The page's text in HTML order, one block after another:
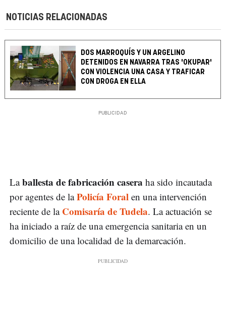
NOTICIAS RELACIONADAS
DOS MARROQUÍS Y UN ARGELINO
DETENIDOS EN NAVARRA TRAS 'OKUPAR'
CON VIOLENCIA UNA CASA Y TRAFICAR
CON DROGA EN ELLA
Laballesta de fabricación casera ha sido incautada
por agentes de laPolicía Foral en una intervención
reciente de la Comisaría de Tudela. La actuación se
ha iniciado a raíz de una emergencia sanitaria en un
domicilio de una localidad de la demarcación.